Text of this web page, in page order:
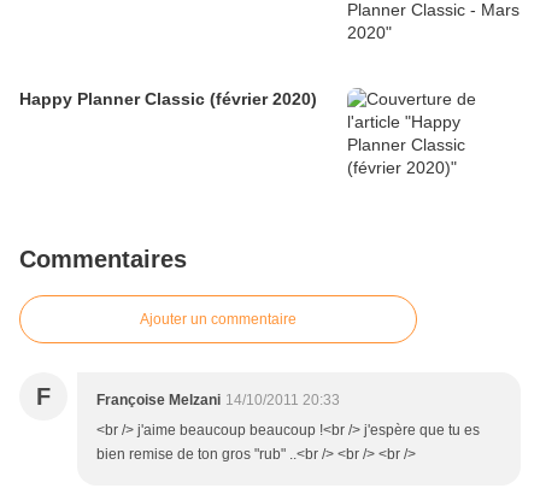
Happy Planner Classic (février 2020)
Commentaires
Ajouter un commentaire
F Françoise Melzani 14/10/2011 20:33
<br /> j'aime beaucoup beaucoup !<br /> j'espère que tu es
bien remise de ton gros "rub" ..<br /> <br /> <br />